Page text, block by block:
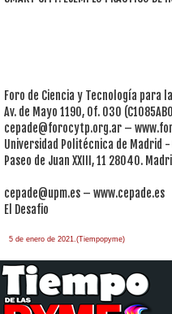
Foro de Ciencia y Tecnología para
Av. de Mayo 1190, Of. 030
cepade@forocytp.org.ar –
Universidad Politécnica de Madrid -
Paseo de Juan XXIII, 11 28040.
cepade@upm.es – www.cepade.es
El Desafio
5 de enero de 2021.(Tiempopyme)